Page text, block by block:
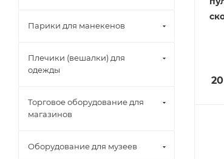
Парики для манекенов
Плечики (вешалки) для
одежды
Торговое оборудование для
магазинов
Оборудование для музеев